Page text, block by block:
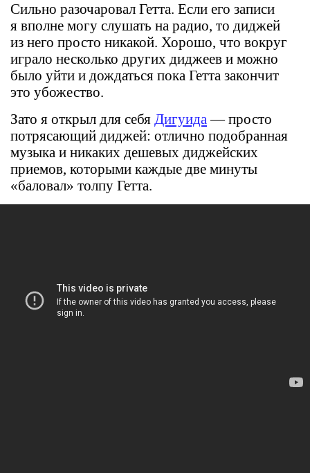
Сильно разочаровал Гетта. Если его записи
я вполне могу слушать на радио, то диджей
из него просто никакой. Хорошо, что вокруг
играло несколько других диджеев и можно
было уйти и дождаться пока Гетта закончит
это убожество.
Зато я открыл для себя Дигуида — просто
потрясающий диджей: отлично подобранная
музыка и никаких дешевых диджейских
приемов, которыми каждые две минуты
«баловал» толпу Гетта.